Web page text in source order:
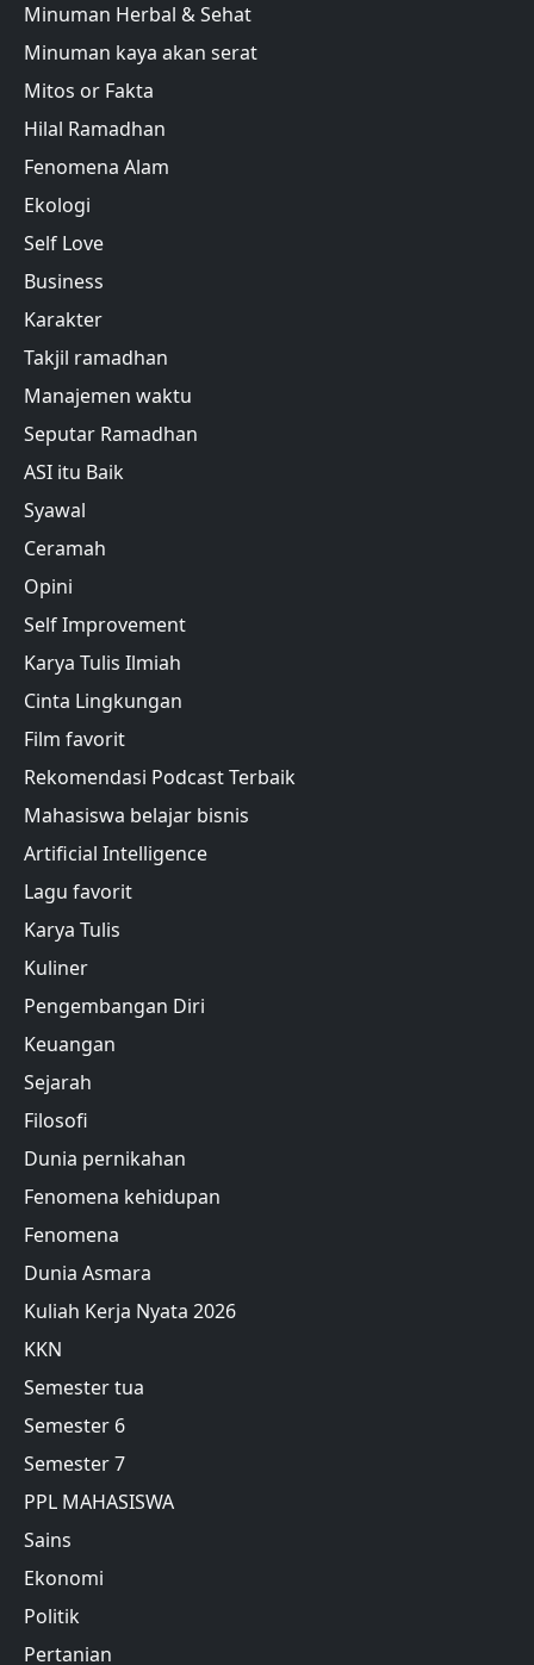
Minuman Herbal & Sehat
Minuman kaya akan serat
Mitos or Fakta
Hilal Ramadhan
Fenomena Alam
Ekologi
Self Love
Business
Karakter
Takjil ramadhan
Manajemen waktu
Seputar Ramadhan
ASI itu Baik
Syawal
Ceramah
Opini
Self Improvement
Karya Tulis Ilmiah
Cinta Lingkungan
Film favorit
Rekomendasi Podcast Terbaik
Mahasiswa belajar bisnis
Artificial Intelligence
Lagu favorit
Karya Tulis
Kuliner
Pengembangan Diri
Keuangan
Sejarah
Filosofi
Dunia pernikahan
Fenomena kehidupan
Fenomena
Dunia Asmara
Kuliah Kerja Nyata 2026
KKN
Semester tua
Semester 6
Semester 7
PPL MAHASISWA
Sains
Ekonomi
Politik
Pertanian